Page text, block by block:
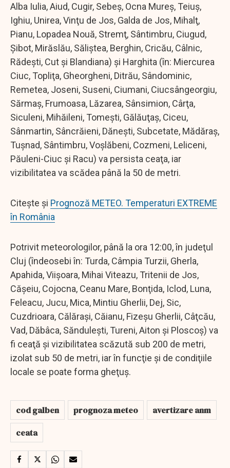
Alba Iulia, Aiud, Cugir, Sebeş, Ocna Mureş, Teiuş,
Ighiu, Unirea, Vinţu de Jos, Galda de Jos, Mihalţ,
Pianu, Lopadea Nouă, Stremţ, Sântimbru, Ciugud,
Şibot, Mirăslău, Săliştea, Berghin, Cricău, Câlnic,
Rădeşti, Cut şi Blandiana) şi Harghita (în: Miercurea
Ciuc, Topliţa, Gheorgheni, Ditrău, Sândominic,
Remetea, Joseni, Suseni, Ciumani, Ciucsângeorgiu,
Sărmaş, Frumoasa, Lăzarea, Sânsimion, Cârţa,
Siculeni, Mihăileni, Tomeşti, Gălăuţaş, Ciceu,
Sânmartin, Sâncrăieni, Dăneşti, Subcetate, Mădăraş,
Tuşnad, Sântimbru, Voşlăbeni, Cozmeni, Leliceni,
Păuleni-Ciuc şi Racu) va persista ceaţa, iar
vizibilitatea va scădea până la 50 de metri.
Citește și Prognoză METEO. Temperaturi EXTREME
în România
Potrivit meteorologilor, până la ora 12:00, în judeţul
Cluj (îndeosebi în: Turda, Câmpia Turzii, Gherla,
Apahida, Viişoara, Mihai Viteazu, Tritenii de Jos,
Căşeiu, Cojocna, Ceanu Mare, Bonţida, Iclod, Luna,
Feleacu, Jucu, Mica, Mintiu Gherlii, Dej, Sic,
Cuzdrioara, Călăraşi, Căianu, Fizeşu Gherlii, Câţcău,
Vad, Dăbâca, Sănduleşti, Tureni, Aiton şi Ploscoş) va
fi ceaţă şi vizibilitatea scăzută sub 200 de metri,
izolat sub 50 de metri, iar în funcţie şi de condiţiile
locale se poate forma gheţuş.
cod galben prognoza meteo
avertizare anm
ceata